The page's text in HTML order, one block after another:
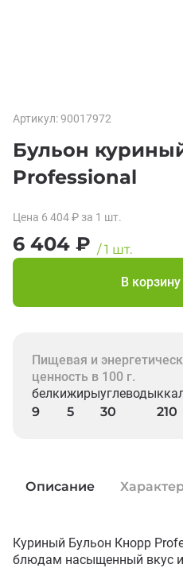
Артикул:90017972
Бульон
Professional
Цена 6 404₽ за 1 шт.
6 404 ₽ /1 шт.
В корзину
Пищевая и
ценность в 100 г.
белки
9
жиры
5
углеводы
30
210
Описание
Куриный Бульон Кнорр
блюдам насыщенный вкус